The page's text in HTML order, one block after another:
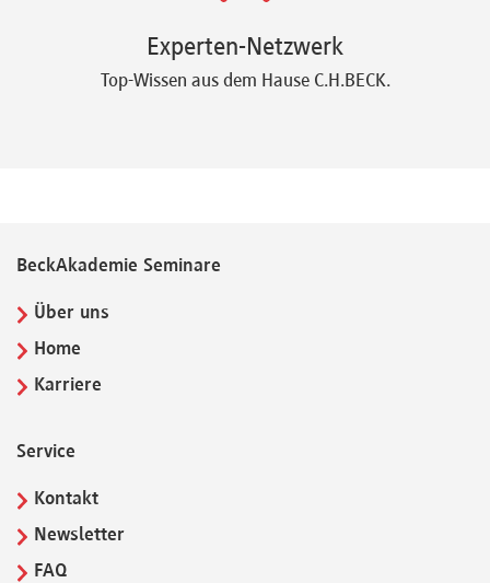
Experten-Netzwerk
Top-Wissen aus dem Hause C.H.BECK.
BeckAkademie Seminare
Über uns
Home
Karriere
Service
Kontakt
Newsletter
FAQ